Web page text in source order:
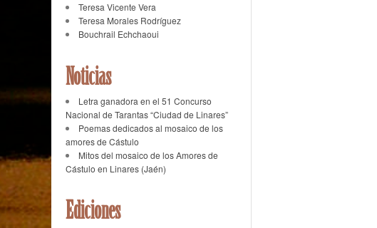
Teresa Vicente Vera
Teresa Morales Rodríguez
Bouchrail Echchaoui
Noticias
Letra ganadora en el 51 Concurso
Nacional de Tarantas “Ciudad de Linares”
Poemas dedicados al mosaico de los
amores de Cástulo
Mitos del mosaico de los Amores de
Cástulo en Linares (Jaén)
Ediciones